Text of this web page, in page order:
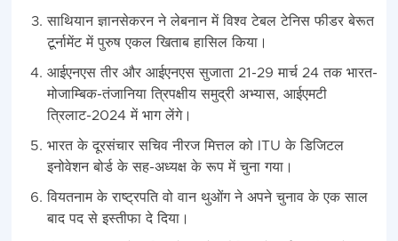
साथियान ज्ञानसेकरन ने लेबनान में विश्व टेबल टेनिस फीडर बेरूत
टूर्नामेंट में पुरुष एकल खिताब हासिल किया।
आईएनएस तीर और आईएनएस सुजाता 21-29 मार्च 24 तक भारत-
मोजाम्बिक-तंजानिया त्रिपक्षीय समुद्री अभ्यास, आईएमटी
त्रिलाट-2024 में भाग लेंगे।
भारत के दूरसंचार सचिव नीरज मित्तल को ITU के डिजिटल
इनोवेशन बोर्ड के सह-अध्यक्ष के रूप में चुना गया।
वियतनाम के राष्ट्रपति वो वान थुओंग ने अपने चुनाव के एक साल
बाद पद से इस्तीफा दे दिया।